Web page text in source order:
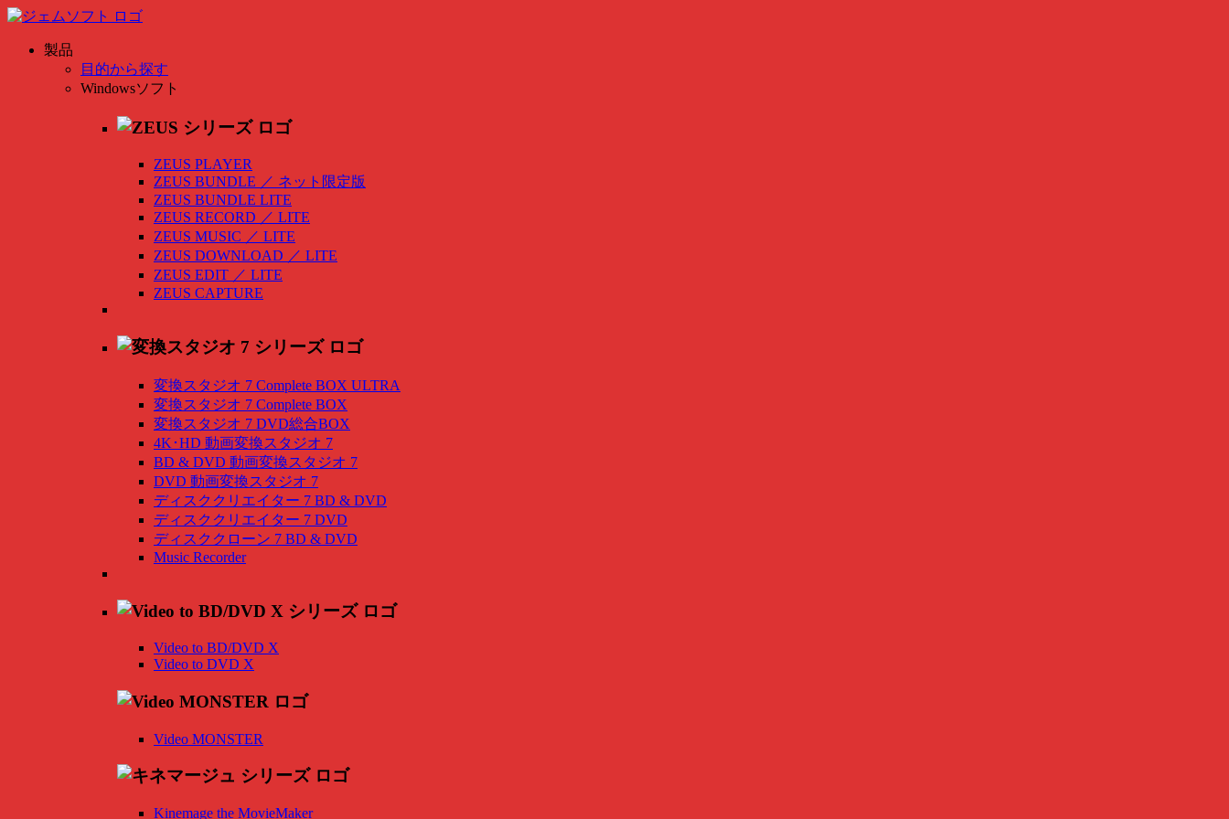
製品
目的から探す
Windowsソフト
ZEUS PLAYER
ZEUS BUNDLE ／ ネット限定版
ZEUS BUNDLE LITE
ZEUS RECORD ／ LITE
ZEUS MUSIC ／ LITE
ZEUS DOWNLOAD ／ LITE
ZEUS EDIT ／ LITE
ZEUS CAPTURE
変換スタジオ 7 Complete BOX ULTRA
変換スタジオ 7 Complete BOX
変換スタジオ 7 DVD総合BOX
4K･HD 動画変換スタジオ 7
BD & DVD 動画変換スタジオ 7
DVD 動画変換スタジオ 7
ディスククリエイター 7 BD & DVD
ディスククリエイター 7 DVD
ディスククローン 7 BD & DVD
Music Recorder
Video to BD/DVD X
Video to DVD X
Video MONSTER
Kinemage the MovieMaker